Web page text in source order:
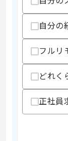
自分の
フルリ
どれく
正社員